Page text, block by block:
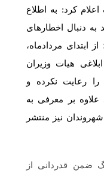
کرد: به اطلاع
دنبال اخطارهای
ابتدای مردادماه،
هیات وزیران
رعایت نکرده و
بر معرفی به
نیز منتشر
ضمن قدردانی از